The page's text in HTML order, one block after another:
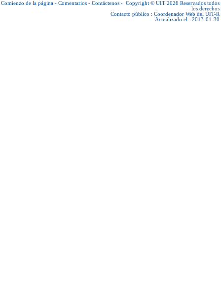
Comienzo de la página - Comentarios - Contáctenos - Copyright © UIT 2026 Reservados todos
los derechos
Contacto público : Coordenador Web del UIT-R
Actualizado el : 2013-01-30